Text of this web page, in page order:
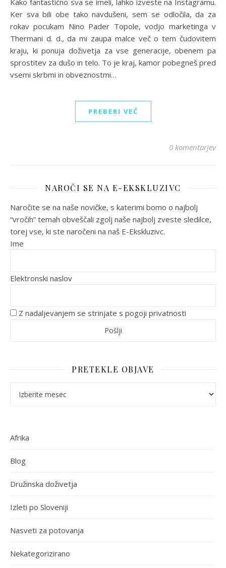
Kako fantastično sva se imeli, lahko izveste na Instagramu.
Ker sva bili obe tako navdušeni, sem se odločila, da za
rokav pocukam Nino Pader Topole, vodjo marketinga v
Thermani d. d., da mi zaupa malce več o tem čudovitem
kraju, ki ponuja doživetja za vse generacije, obenem pa
sprostitev za dušo in telo. To je kraj, kamor pobegneš pred
vsemi skrbmi in obveznostmi…
PREBERI VEČ
0 komentarjev
NAROČI SE NA E-EKSKLUZIVC
Naročite se na naše novičke, s katerimi bomo o najbolj
“vročih” temah obveščali zgolj naše najbolj zveste sledilce,
torej vse, ki ste naročeni na naš E-Ekskluzivc.
Ime
Elektronski naslov
Z nadaljevanjem se strinjate s pogoji privatnosti
PRETEKLE OBJAVE
Afrika
Blog
Družinska doživetja
Izleti po Sloveniji
Nasveti za potovanja
Nekategorizirano